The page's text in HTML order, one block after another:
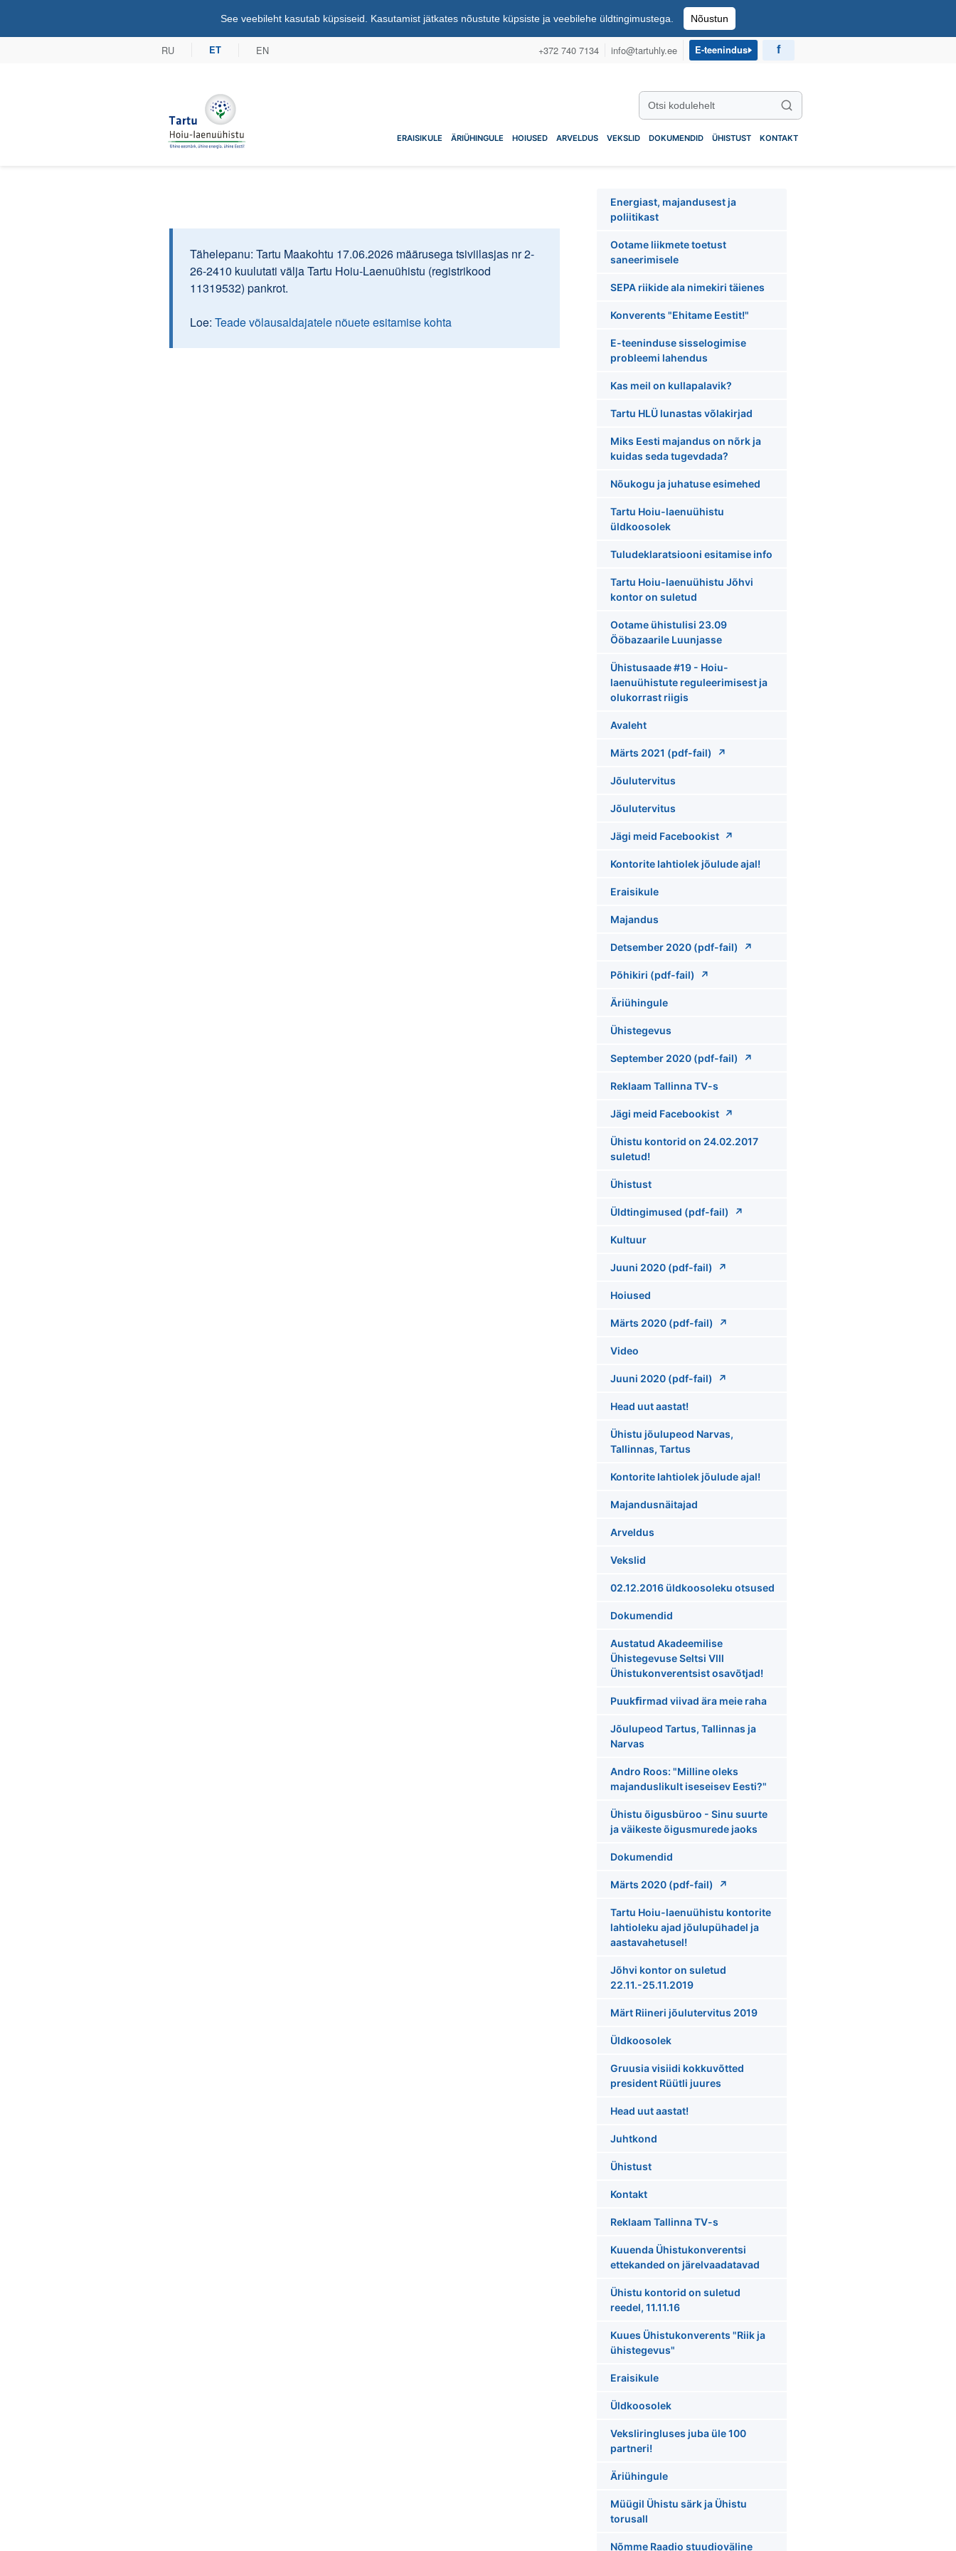
See veebileht kasutab küpsiseid. Kasutamist jätkates nõustute küpsiste ja veebilehe üldtingimustega. Nõustun
RU ET EN +372 740 7134 info@tartuhly.ee E-teenindus
Tartu Hoiu-laenuühistu
Otsi kodulehelt
Otsi
ERAISIKULE ÄRIÜHINGULE HOIUSED ARVELDUS VEKSLID DOKUMENDID ÜHISTUST KONTAKT
Tähelepanu: Tartu Maakohtu 17.06.2026 määrusega tsiviilasjas nr 2-
26-2410 kuulutati välja Tartu Hoiu-Laenuühistu (registrikood
11319532) pankrot.
Loe: Teade võlausaldajatele nõuete esitamise kohta
Energiast, majandusest ja
poliitikast
Ootame liikmete toetust
saneerimisele
SEPA riikide ala nimekiri täienes
Konverents "Ehitame Eestit!"
E-teeninduse sisselogimise
probleemi lahendus
Kas meil on kullapalavik?
Tartu HLÜ lunastas võlakirjad
Miks Eesti majandus on nõrk ja
kuidas seda tugevdada?
Nõukogu ja juhatuse esimehed
Tartu Hoiu-laenuühistu
üldkoosolek
Tuludeklaratsiooni esitamise info
Tartu Hoiu-laenuühistu Jõhvi
kontor on suletud
Ootame ühistulisi 23.09
Ööbazaarile Luunjasse
Ühistusaade #19 - Hoiu-
laenuühistute reguleerimisest ja
olukorrast riigis
Avaleht
Märts 2021 (pdf-fail)
Jõulutervitus
Jõulutervitus
Jägi meid Facebookist
Kontorite lahtiolek jõulude ajal!
Eraisikule
Majandus
Detsember 2020 (pdf-fail)
Põhikiri (pdf-fail)
Äriühingule
Ühistegevus
September 2020 (pdf-fail)
Reklaam Tallinna TV-s
Jägi meid Facebookist
Ühistu kontorid on 24.02.2017
suletud!
Ühistust
Üldtingimused (pdf-fail)
Kultuur
Juuni 2020 (pdf-fail)
Hoiused
Märts 2020 (pdf-fail)
Video
Juuni 2020 (pdf-fail)
Head uut aastat!
Ühistu jõulupeod Narvas,
Tallinnas, Tartus
Kontorite lahtiolek jõulude ajal!
Majandusnäitajad
Arveldus
Vekslid
02.12.2016 üldkoosoleku otsused
Dokumendid
Austatud Akadeemilise
Ühistegevuse Seltsi Vlll
Ühistukonverentsist osavõtjad!
Puukﬁrmad viivad ära meie raha
Jõulupeod Tartus, Tallinnas ja
Narvas
Andro Roos: "Milline oleks
majanduslikult iseseisev Eesti?"
Ühistu õigusbüroo - Sinu suurte
ja väikeste õigusmurede jaoks
Dokumendid
Märts 2020 (pdf-fail)
Tartu Hoiu-laenuühistu kontorite
lahtioleku ajad jõulupühadel ja
aastavahetusel!
Jõhvi kontor on suletud
22.11.-25.11.2019
Märt Riineri jõulutervitus 2019
Üldkoosolek
Gruusia visiidi kokkuvõtted
president Rüütli juures
Head uut aastat!
Juhtkond
Ühistust
Kontakt
Reklaam Tallinna TV-s
Kuuenda Ühistukonverentsi
ettekanded on järelvaadatavad
Ühistu kontorid on suletud
reedel, 11.11.16
Kuues Ühistukonverents "Riik ja
ühistegevus"
Eraisikule
Üldkoosolek
Veksliringluses juba üle 100
partneri!
Äriühingule
Müügil Ühistu särk ja Ühistu
torusall
Nõmme Raadio stuudioväline